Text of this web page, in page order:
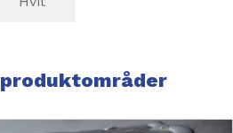
produktområder